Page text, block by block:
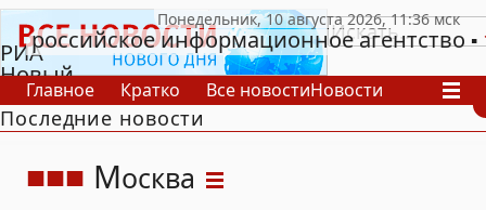
РИА
Новый
День
российское информационное агентство
Главное Кратко Все новостиНовости
В России
В мире
Последние новости
Москва